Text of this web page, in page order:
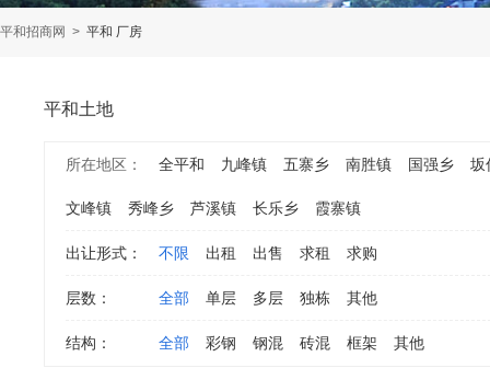
平和招商网 > 平和 厂房
平和土地
所在地区： 全平和 九峰镇 五寨乡 南胜镇 国强乡 坂
文峰镇 秀峰乡 芦溪镇 长乐乡 霞寨镇
出让形式： 不限 出租 出售 求租 求购
层数： 全部 单层 多层 独栋 其他
结构： 全部 彩钢 钢混 砖混 框架 其他